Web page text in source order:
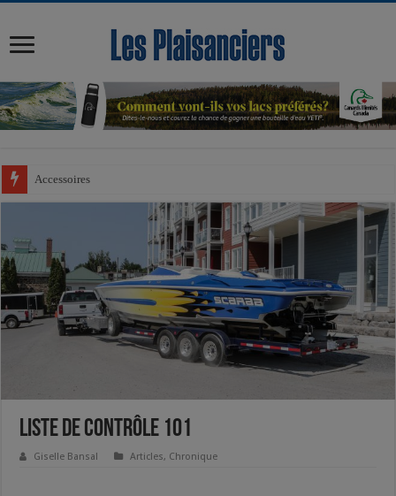
Accessoires
Liste de contrôle 101
Giselle Bansal Articles, Chronique
modal-check